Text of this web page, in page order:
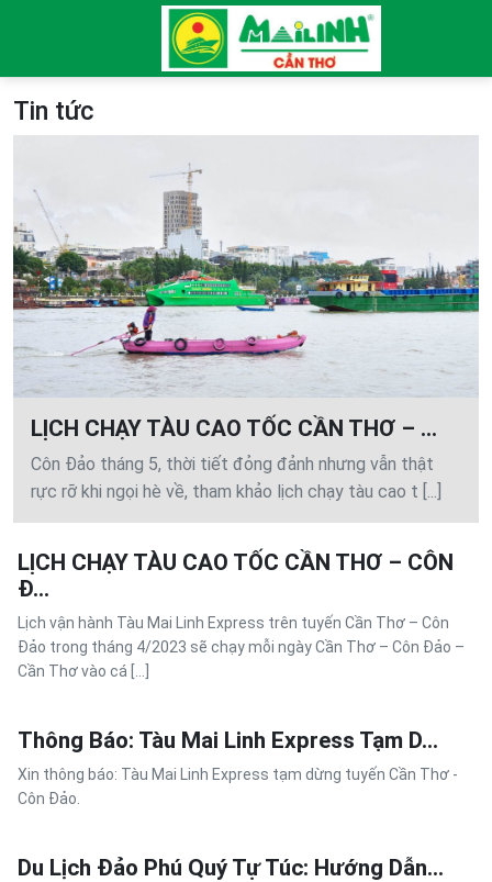
Tin tức
LỊCH CHẠY TÀU CAO TỐC CẦN THƠ – ...
Côn Đảo tháng 5, thời tiết đỏng đảnh nhưng vẫn thật
rực rỡ khi ngọi hè về, tham khảo lịch chạy tàu cao t [...]
LỊCH CHẠY TÀU CAO TỐC CẦN THƠ – CÔN
Đ...
Lịch vận hành Tàu Mai Linh Express trên tuyến Cần Thơ – Côn
Đảo trong tháng 4/2023 sẽ chạy mỗi ngày Cần Thơ – Côn Đảo –
Cần Thơ vào cá [...]
Thông Báo: Tàu Mai Linh Express Tạm D...
Xin thông báo: Tàu Mai Linh Express tạm dừng tuyến Cần Thơ -
Côn Đảo.
Du Lịch Đảo Phú Quý Tự Túc: Hướng Dẫn...